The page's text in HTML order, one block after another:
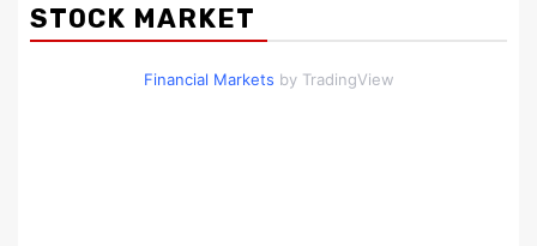
STOCK MARKET
Financial Markets by TradingView